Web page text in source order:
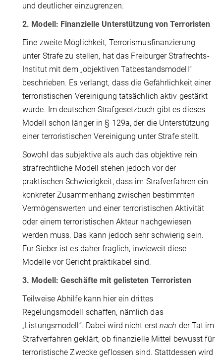
und deutlicher einzugrenzen.
2. Modell: Finanzielle Unterstützung von Terroristen
Eine zweite Möglichkeit, Terrorismusfinanzierung
unter Strafe zu stellen, hat das Freiburger Strafrechts-
Institut mit dem „objektiven Tatbestandsmodell“
beschrieben. Es verlangt, dass die Gefährlichkeit einer
terroristischen Vereinigung tatsächlich aktiv gestärkt
wurde. Im deutschen Strafgesetzbuch gibt es dieses
Modell schon länger in § 129a, der die Unterstützung
einer terroristischen Vereinigung unter Strafe stellt.
Sowohl das subjektive als auch das objektive rein
strafrechtliche Modell stehen jedoch vor der
praktischen Schwierigkeit, dass im Strafverfahren ein
konkreter Zusammenhang zwischen bestimmten
Vermögenswerten und einer terroristischen Aktivität
oder einem terroristischen Akteur nachgewiesen
werden muss. Das kann jedoch sehr schwierig sein.
Für Sieber ist es daher fraglich, inwieweit diese
Modelle vor Gericht praktikabel sind.
3. Modell: Geschäfte mit gelisteten Terroristen
Teilweise Abhilfe kann hier ein drittes
Regelungsmodell schaffen, nämlich das
„Listungsmodell“. Dabei wird nicht erstnach der Tat im
Strafverfahren geklärt, ob finanzielle Mittel bewusst für
terroristische Zwecke geflossen sind. Stattdessen wird